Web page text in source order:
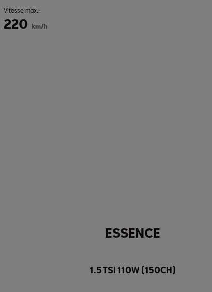
Vitesse max.:
220 km/h
ESSENCE
1.5 TSI 110W (150CH)